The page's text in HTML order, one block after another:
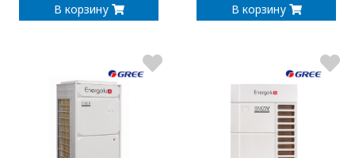
В корзину В корзину